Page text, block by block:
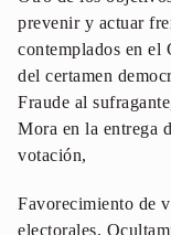
prevenir y actuar
contemplados en el
del certamen
Fraude al
Mora en la entrega
votación,
Favorecimiento de
electorales,